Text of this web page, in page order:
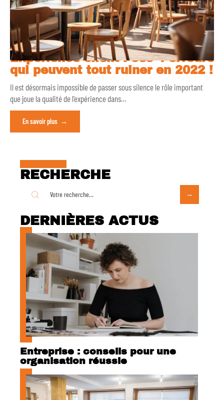
Expérience client : ces 4 erreurs
qui peuvent tout ruiner en 2022 !
Il est désormais impossible de passer sous silence le rôle important
que joue la qualité de l’expérience dans…
En savoir plus
RECHERCHE
DERNIÈRES ACTUS
Entreprise : conseils pour une
organisation réussie